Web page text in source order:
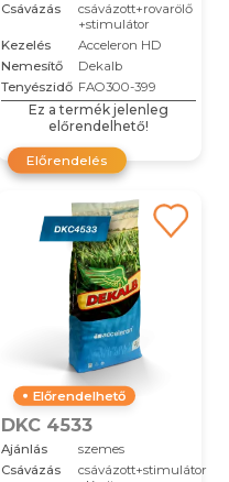
Csávázás
csávázott+rovarölő
+stimulátor
Kezelés
Acceleron HD
Nemesítő
Dekalb
Tenyészidő FAO300-399
Ez a termék jelenleg
előrendelhető!
Előrendelés
Előrendelhető
DKC 4533
Ajánlás
szemes
Csávázás
csávázott+stimulátor